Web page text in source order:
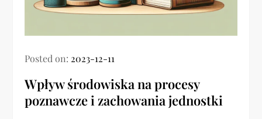
Posted on: 2023-12-11
Wpływ środowiska na procesy
poznawcze i zachowania jednostki